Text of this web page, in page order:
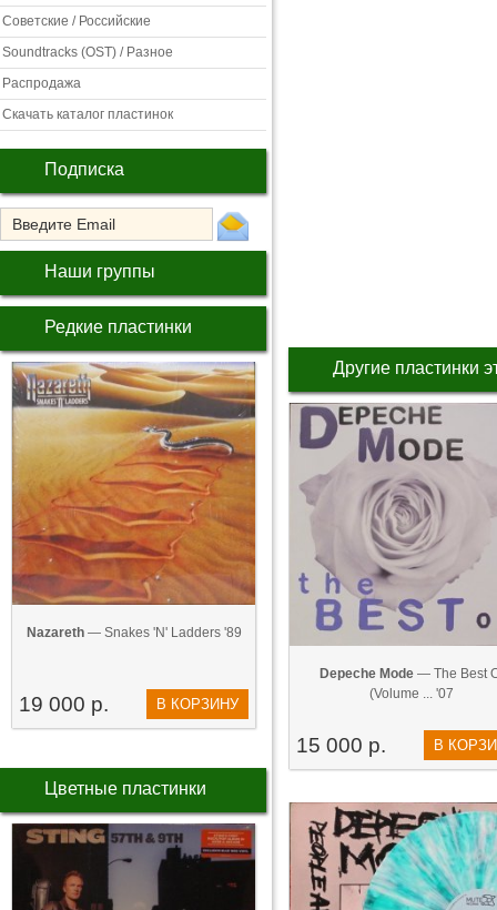
Советские / Российские
Soundtracks (OST) / Разное
Распродажа
Скачать каталог пластинок
Подписка
Наши группы
Редкие пластинки
Nazareth— Snakes 'N' Ladders '89
19 000 р. В КОРЗИНУ
Цветные пластинки
Другие пластинки
Depeche Mode— The Best
(Volume ... '07
15 000 р. В